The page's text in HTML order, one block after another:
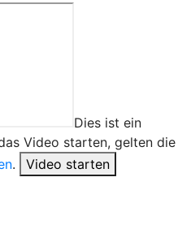
Dies ist ein
Video starten, gelten die
. Video starten